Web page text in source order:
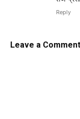
Reply
Leave a Comment